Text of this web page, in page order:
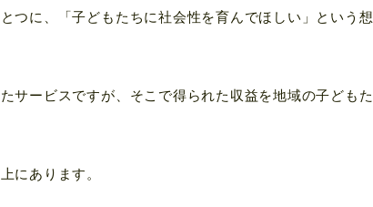
つに、「子どもたちに社会性を育んでほしい」という想
サービスですが、そこで得られた収益を地域の子どもた
にあります。